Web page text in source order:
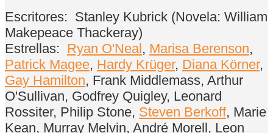
Escritores: Stanley Kubrick (Novela: William
Makepeace Thackeray)
Estrellas: Ryan O'Neal , Marisa Berenson,
Patrick Magee, Hardy Krüger, Diana Körner,
Gay Hamilton, Frank Middlemass, Arthur
O'Sullivan, Godfrey Quigley, Leonard
Rossiter, Philip Stone, Steven Berkoff, Marie
Kean, Murray Melvin, André Morell, Leon